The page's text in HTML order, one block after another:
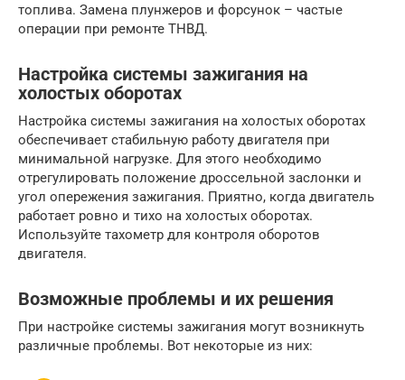
топлива. Замена плунжеров и форсунок – частые
операции при ремонте ТНВД.
Настройка системы зажигания на
холостых оборотах
Настройка системы зажигания на холостых оборотах
обеспечивает стабильную работу двигателя при
минимальной нагрузке. Для этого необходимо
отрегулировать положение дроссельной заслонки и
угол опережения зажигания. Приятно, когда двигатель
работает ровно и тихо на холостых оборотах.
Используйте тахометр для контроля оборотов
двигателя.
Возможные проблемы и их решения
При настройке системы зажигания могут возникнуть
различные проблемы. Вот некоторые из них: